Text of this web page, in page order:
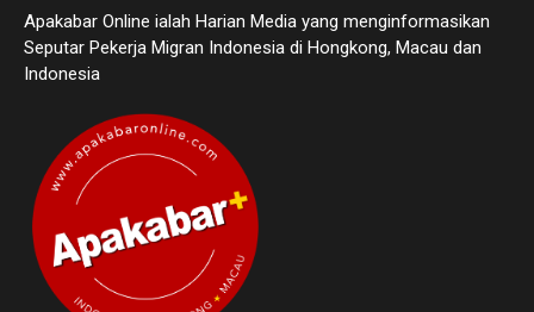
Apakabar Online ialah Harian Media yang menginformasikan
Seputar Pekerja Migran Indonesia di Hongkong, Macau dan
Indonesia